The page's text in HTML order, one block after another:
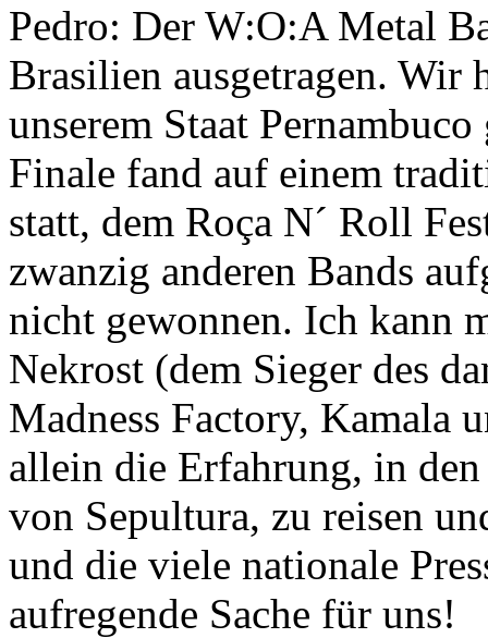
Pedro: Der W:O:A Metal
Brasilien ausgetragen. Wir
unserem Staat
Finale fand auf einem
statt, dem Roça N´ Roll
zwanzig anderen Bands
nicht gewonnen. Ich kann
Nekrost (dem Sieger des
Madness Factory, Kamala
allein die Erfahrung, in
von Sepultura, zu reisen
und die viele nationale
aufregende Sache für uns!